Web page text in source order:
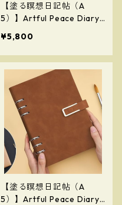
【塗る瞑想日記帖（A
5）】Artful Peace Diary
【Painting Meditation Jo
urnal (A5)】(Green / Ma
gnetic Closure)
¥5,800
【塗る瞑想日記帖（A
5）】Artful Peace Diary